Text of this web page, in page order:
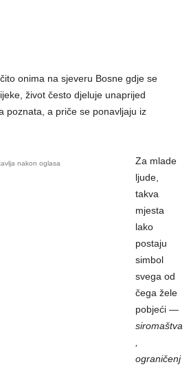
onima na sjeveru Bosne gdje se
život često djeluje unaprijed
poznata, a priče se ponavljaju iz
nakon oglasa
Za mlade
ljude,
takva
mjesta
lako
postaju
simbol
svega od
čega žele
pobjeći —
siromaštva
,
ograničenj